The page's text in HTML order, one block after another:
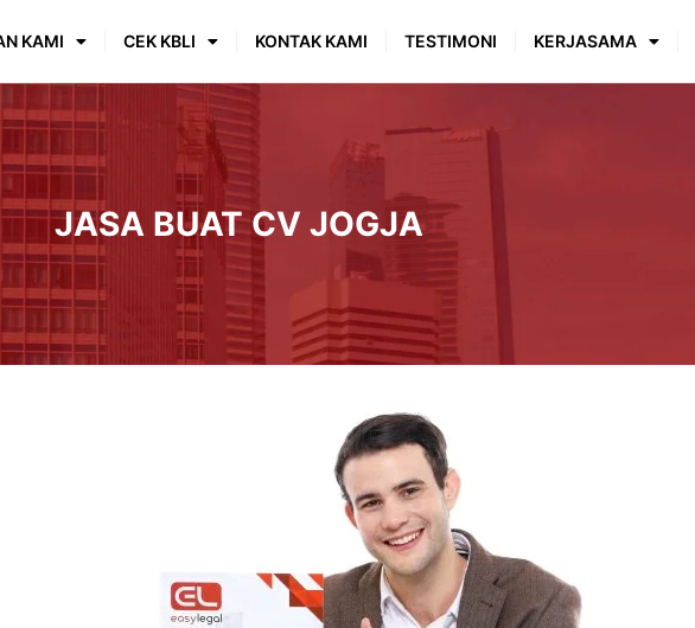
KAMI CEK KBLI KONTAK KAMI TESTIMONI KERJASAMA
JASA BUAT CV JOGJA